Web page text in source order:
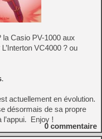
Casio PV-1000 aux
VC4000 ? ou
.
actuellement en évolution.
désormais de sa propre
Enjoy !
0 commentaire